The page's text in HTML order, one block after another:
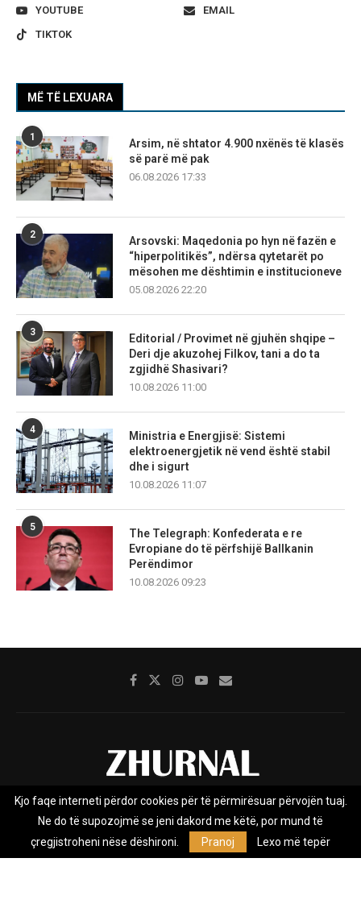
YOUTUBE
EMAIL
TIKTOK
MË TË LEXUARA
1
Arsim, në shtator 4.900 nxënës të klasës
së parë më pak
06.08.2026 17:33
2
Arsovski: Maqedonia po hyn në fazën e
“hiperpolitikës”, ndërsa qytetarët po
mësohen me dështimin e institucioneve
05.08.2026 22:20
3
Editorial / Provimet në gjuhën shqipe –
Deri dje akuzohej Filkov, tani a do ta
zgjidhë Shasivari?
10.08.2026 11:00
4
Ministria e Energjisë: Sistemi
elektroenergjetik në vend është stabil
dhe i sigurt
10.08.2026 11:07
5
The Telegraph: Konfederata e re
Evropiane do të përfshijë Ballkanin
Perëndimor
10.08.2026 09:23
Rreth nesh Impresumi Marketing
Privacy Policy
Zhurnal.mk është Agjenci e Lajmeve e pavarur, e themeluar në vitin
Kjo faqe interneti përdor cookies për të përmirësuar përvojën tuaj.
Ne do të supozojmë se jeni dakord me këtë, por mund të
çregjistroheni nëse dëshironi.
Pranoj Lexo më tepër